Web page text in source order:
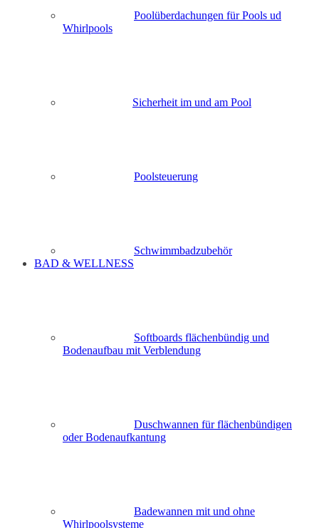
Poolüberdachungen für Pools ud
Whirlpools
Sicherheit im und am Pool
Poolsteuerung
Schwimmbadzubehör
BAD & WELLNESS
Softboards flächenbündig und
Bodenaufbau mit Verblendung
Duschwannen für flächenbündigen
oder Bodenaufkantung
Badewannen mit und ohne
Whirlpoolsysteme